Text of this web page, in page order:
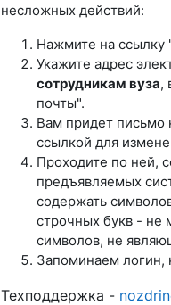
несложных действий:
Нажмите на ссылку
Укажите адрес
сотрудникам вуза,
почты".
Вам придет письмо
ссылкой для
Проходите по ней,
предъявляемых
содержать
строчных букв - не
символов, не
Запоминаем логин,
Техподдержка -